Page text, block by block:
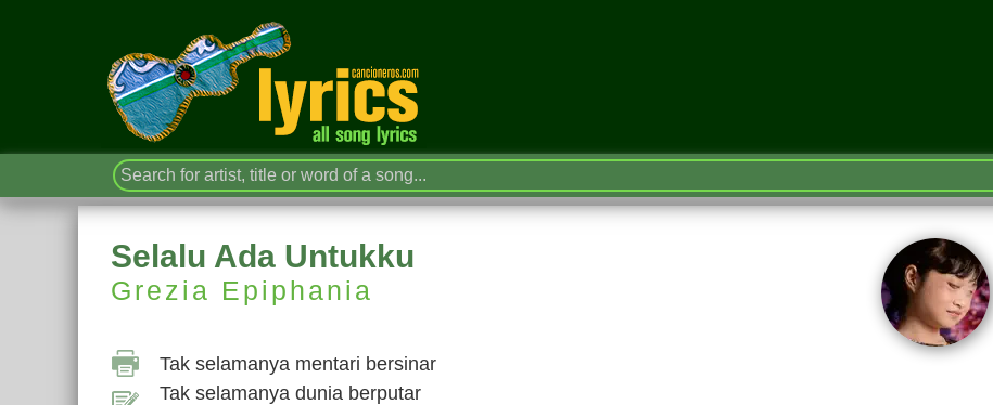
Selalu Ada Untukku
Grezia Epiphania
Tak selamanya mentari bersinar
Tak selamanya dunia berputar